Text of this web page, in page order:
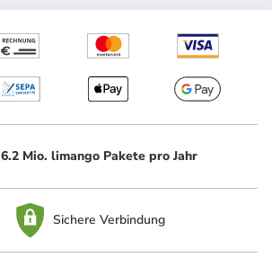
6.2 Mio. limango Pakete pro Jahr
Sichere Verbindung